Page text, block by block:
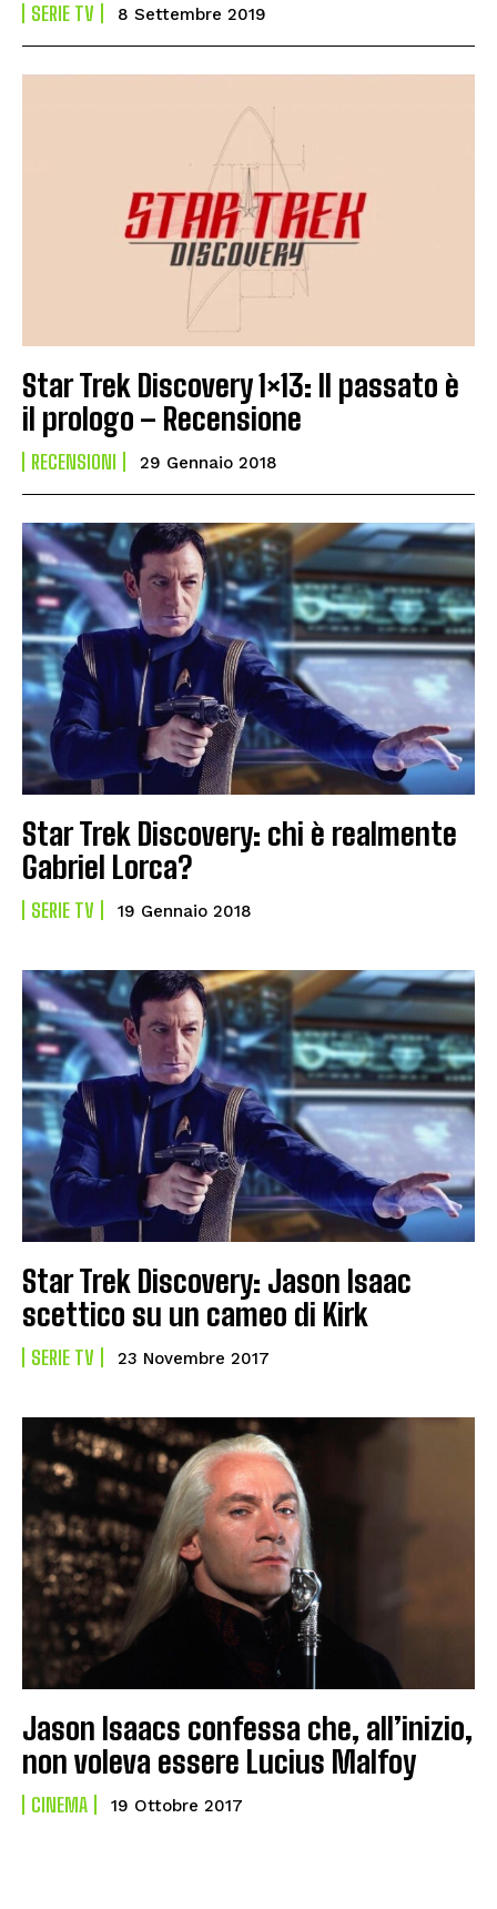
SERIE TV 8 Settembre 2019
Star Trek Discovery 1×13: Il passato è
il prologo – Recensione
RECENSIONI 29 Gennaio 2018
Star Trek Discovery: chi è realmente
Gabriel Lorca?
SERIE TV 19 Gennaio 2018
Star Trek Discovery: Jason Isaac
scettico su un cameo di Kirk
SERIE TV 23 Novembre 2017
Jason Isaacs confessa che, all’inizio,
non voleva essere Lucius Malfoy
CINEMA 19 Ottobre 2017